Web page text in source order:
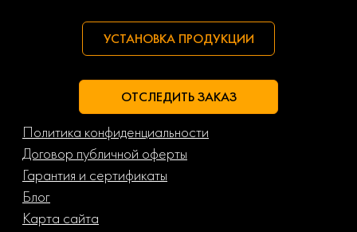
УСТАНОВКА ПРОДУКЦИИ
ОТСЛЕДИТЬ ЗАКАЗ
Политика конфиденциальности
Договор публичной оферты
Гарантия и сертификаты
Блог
Карта сайта